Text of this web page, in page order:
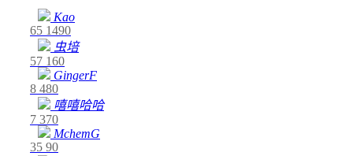
Kao
65 1490
虫培
57 160
GingerF
8 480
嘻嘻哈哈
7 370
MchemG
35 90